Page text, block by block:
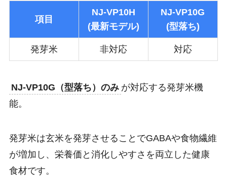
項目
NJ-VP10H
(最新モデル)
NJ-VP10G
(型落ち)
発芽米 非対応 対応
NJ-VP10G（型落ち）のみ が対応する発芽米機
能。
発芽米は玄米を発芽させることでGABAや食物繊維
が増加し、栄養価と消化しやすさを両立した健康
食材です。